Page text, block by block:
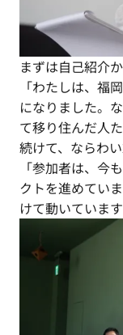
まずは自己紹介か
「わたしは、福
になりました。
て移り住んだ人
続けて、ならわ
「参加者は、今
クトを進めてい
けて動いています